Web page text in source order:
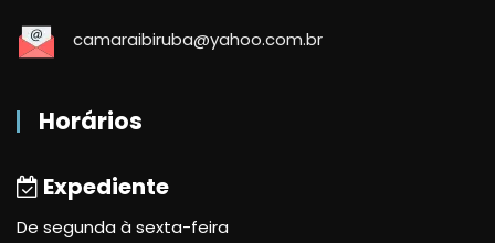
camaraibiruba@yahoo.com.br
Horários
Expediente
De segunda à sexta-feira